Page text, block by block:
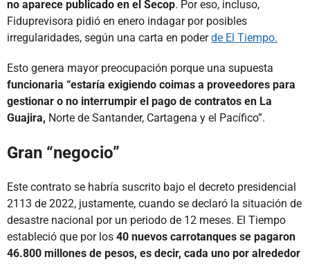
no aparece publicado en el Secop. Por eso, incluso,
Fiduprevisora pidió en enero indagar por posibles
irregularidades, según una carta en poderde El Tiempo.
Esto genera mayor preocupación porque una supuesta
funcionaria “estaría exigiendo coimas a proveedores para
gestionar o no interrumpir el pago de contratos en La
Guajira, Norte de Santander, Cartagena y el Pacífico”.
Gran “negocio”
Este contrato se habría suscrito bajo el decreto presidencial
2113 de 2022, justamente, cuando se declaró la situación de
desastre nacional por un periodo de 12 meses. El Tiempo
estableció que por los 40 nuevos carrotanques se pagaron
46.800 millones de pesos, es decir, cada uno por alrededor